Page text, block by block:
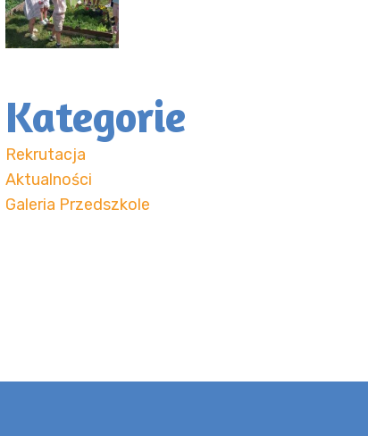
Kategorie
Rekrutacja
Aktualności
Galeria Przedszkole